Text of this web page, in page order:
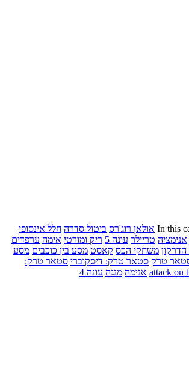
In this אולאן רוג'רס ביטול סדרה חלל אינסופי
אנימציה טריילר עונה 5 ריק ומורטי אימה ערפדים
הדרקון משחקי הכס קאסט מסע בין כוכבים מסע
טרק סטאר טרק: דיסקוברי סטאר טרק:
attack on אנימה מנגה עונה 4